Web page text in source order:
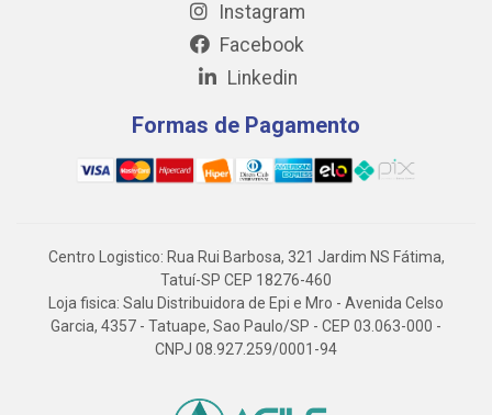
Instagram
Facebook
Linkedin
Formas de Pagamento
Centro Logistico: Rua Rui Barbosa, 321 Jardim NS Fátima,
Tatuí-SP CEP 18276-460
Loja fisica: Salu Distribuidora de Epi e Mro - Avenida Celso
Garcia, 4357 - Tatuape, Sao Paulo/SP - CEP 03.063-000 -
CNPJ 08.927.259/0001-94